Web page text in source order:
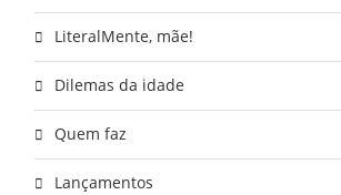
LiteralMente, mãe!
Dilemas da idade
Quem faz
Lançamentos